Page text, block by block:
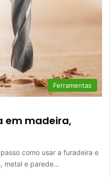
Ferramentas
em madeira,
como usar a furadeira e
metal e parede…